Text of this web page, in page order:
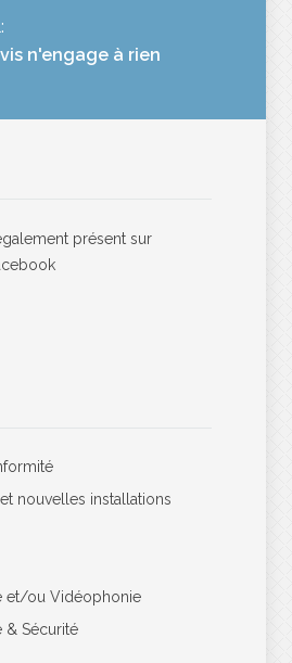
n'engage à rien
présent sur
nouvelles installations
et/ou Vidéophonie
& Sécurité